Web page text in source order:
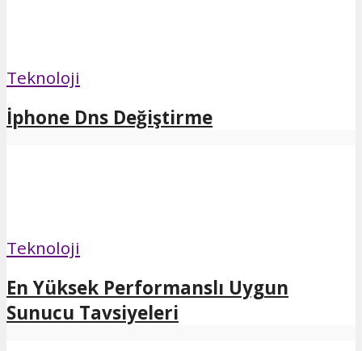
Teknoloji
İphone Dns Değiştirme
Teknoloji
En Yüksek Performanslı Uygun
Sunucu Tavsiyeleri